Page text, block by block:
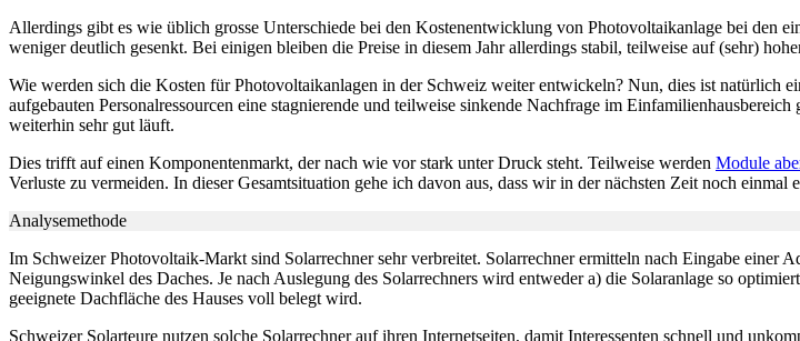
Allerdings gibt es wie üblich grosse Unterschiede bei den Kostenentwicklung von Photovoltaikanlage bei den
weniger deutlich gesenkt. Bei einigen bleiben die Preise in diesem Jahr allerdings stabil, teilweise auf (sehr)
Wie werden sich die Kosten für Photovoltaikanlagen in der Schweiz weiter entwickeln? Nun, dies ist natürlich
aufgebauten Personalressourcen eine stagnierende und teilweise sinkende Nachfrage im
weiterhin sehr gut läuft.
Dies trifft auf einen Komponentenmarkt, der nach wie vor stark unter Druck steht. Teilweise werden Module
Verluste zu vermeiden. In dieser Gesamtsituation gehe ich davon aus, dass wir in der nächsten Zeit noch
Analysemethode
Im Schweizer Photovoltaik-Markt sind Solarrechner sehr verbreitet. Solarrechner ermitteln nach Eingabe einer
Neigungswinkel des Daches. Je nach Auslegung des Solarrechners wird entweder a) die Solaranlage so
geeignete Dachfläche des Hauses voll belegt wird.
Schweizer Solarteure nutzen solche Solarrechner auf ihren Internetseiten, damit Interessenten schnell und